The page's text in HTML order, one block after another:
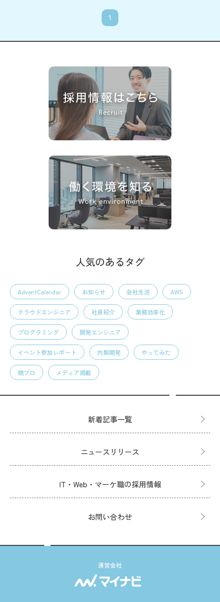
1
人気のあるタグ
AdventCalendar お知らせ 会社生活 AWS
クラウドエンジニア 社員紹介 業務効率化
プログラミング 開発エンジニア
イベント参加レポート 内製開発 やってみた
競プロ メディア掲載
新着記事一覧
ニュースリリース
IT・Web・マーケ職の採用情報
お問い合わせ
運営会社